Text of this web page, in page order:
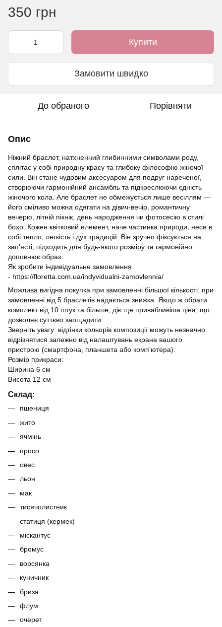
350 грн
Купити
Замовити швидко
До обраного Порівняти
Опис
Ніжний браслет, натхненний глибинними символами роду,
сплітає у собі природну красу та глибоку філософію жіночої
сили. Він стане чудовим аксесуаром для подруг нареченої,
створюючи гармонійний ансамбль та підкреслюючи єдність
жіночого кола. Але браслет не обмежується лише весіллям —
його сміливо можна одягати на дівич-вечір, романтичну
вечерю, літній пікнік, день народження чи фотосесію в стилі
бохо. Кожен квітковий елемент, наче частинка природи, несе в
собі тепло, легкість і дух традицій. Він зручно фіксується на
зап’ясті, підходить для будь-якого розміру та гармонійно
доповнює образ.
Як зробити індивідуальне замовлення
- https://floretta.com.ua/indyvidualni-zamovlennia/
Можлива вигідна покупка при замовленні більшої кількості: при
замовленні від 5 браслетів надається знижка. Якщо ж обрати
комплект від 10 штук та більше, діє ще привабливіша ціна, що
дозволяє суттєво заощадити.
Зверніть увагу: відтінки кольорів композиції можуть незначно
відрізнятися залежно від налаштувань екрана вашого
пристрою (смартфона, планшета або комп’ютера).
Розмір прикраси:
Ширина 6 см
Висота 12 см
Склад:
пшениця
жито
ячмінь
просо
овес
льон
мак
тисячолистник
статиця (кермек)
міскантус
бромус
ворсянка
куничник
бриза
флум
очерет